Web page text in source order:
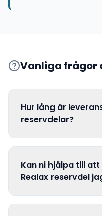
Vanliga frågor
Hur lång är
reservdelar?
Kan ni hjälpa till
Realax reservdel